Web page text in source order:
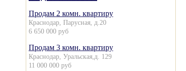
Продам 2 комн. квартиру
Краснодар, Парусная, д.20
6 650 000 руб
Продам 3 комн. квартиру
Краснодар, Уральская,д. 129
11 000 000 руб